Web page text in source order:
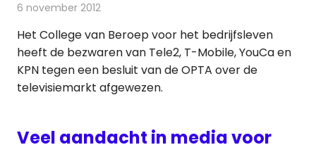
6 november 2012
Het College van Beroep voor het bedrijfsleven
heeft de bezwaren van Tele2, T-Mobile, YouCa en
KPN tegen een besluit van de OPTA over de
televisiemarkt afgewezen.
Veel aandacht in media voor